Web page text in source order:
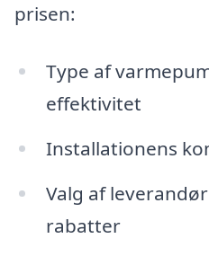
prisen:
Type af
effektivitet
Installationens
Valg af
rabatter